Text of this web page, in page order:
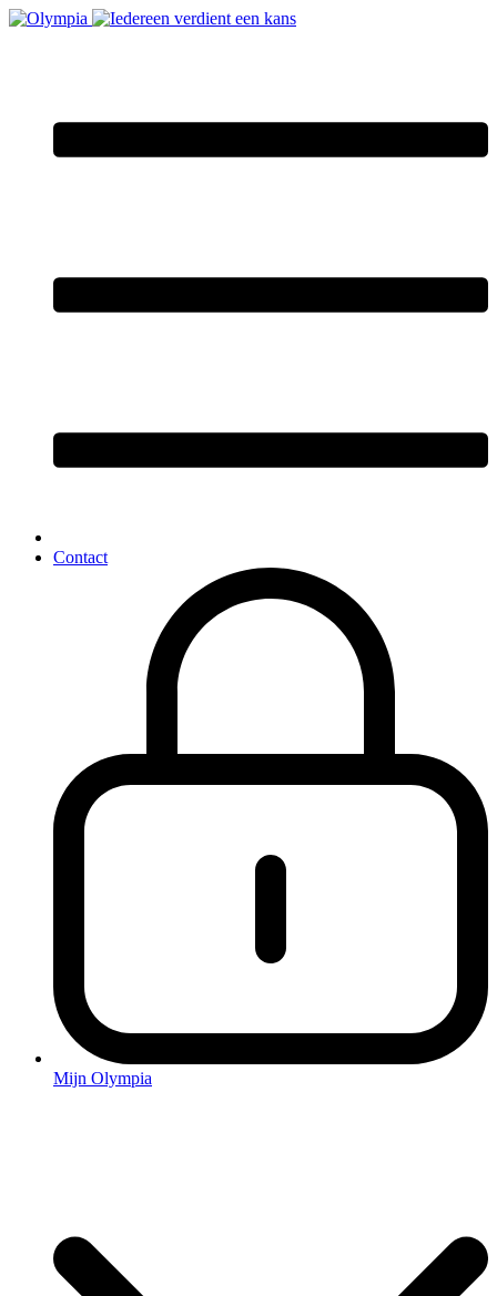
Contact
Mijn Olympia